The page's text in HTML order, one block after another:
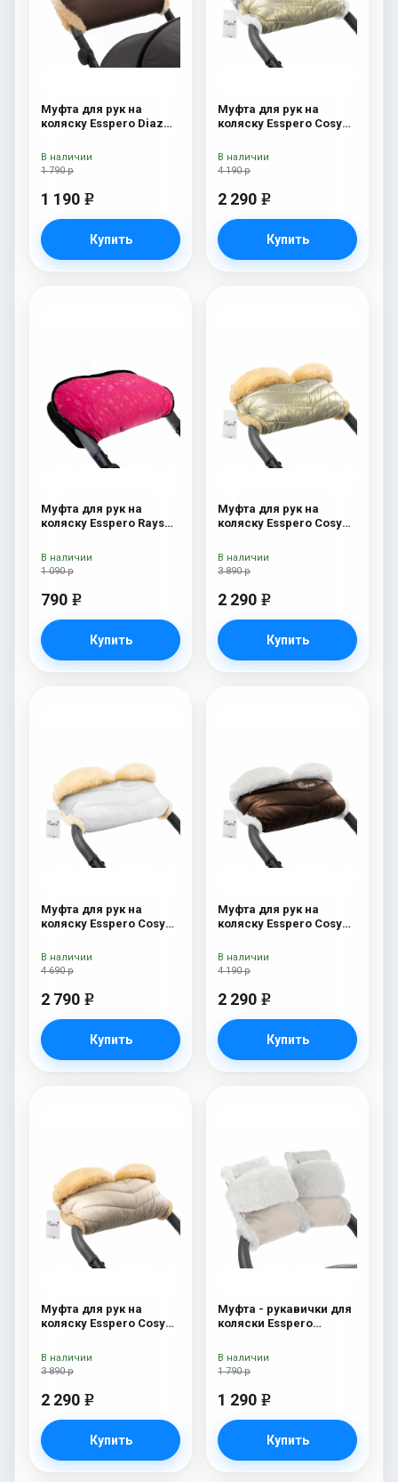
Муфта для рук на
коляску Esspero Diaz
Chocolat
1 790 р
1 190 e
Купить
В наличии
Муфта для рук на
коляску Esspero Cosy
4 190 р
2 290 e
Купить
В наличии
Муфта для рук на
коляску Esspero Rays
1 090 р
790 e
Купить
В наличии
Муфта для рук на
коляску Esspero Cosy
3 890 р
2 290 e
Купить
В наличии
Муфта для рук на
коляску Esspero Cosy
4 690 р
2 790 e
Купить
В наличии
Муфта для рук на
коляску Esspero Cosy
4 190 р
2 290 e
Купить
В наличии
Муфта для рук на
коляску Esspero Cosy
3 890 р
2 290 e
Купить
В наличии
Муфта - рукавички для
коляски Esspero
шерсть) Beige
1 790 р
1 290 e
Купить
В наличии